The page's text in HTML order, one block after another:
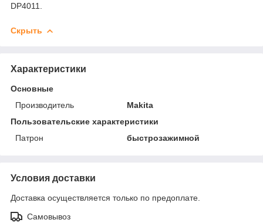
DP4011.
Скрыть
Характеристики
Основные
Производитель
Makita
Пользовательские характеристики
Патрон
быстрозажимной
Условия доставки
Доставка осуществляется только по предоплате.
Самовывоз